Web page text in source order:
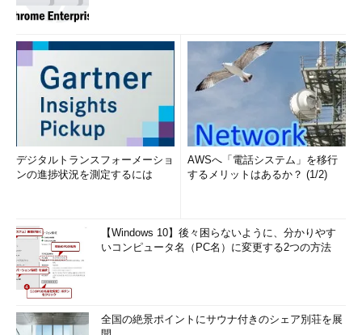
デジタルトランスフォーメーショ
ンの進捗状況を測定するには
AWSへ「電話システム」を移行
するメリットはあるか？ (1/2)
【Windows 10】後々困らないように、分かりやす
いコンピュータ名（PC名）に変更する2つの方法
全国の絶景ポイントにサウナ付きのシェア別荘を展